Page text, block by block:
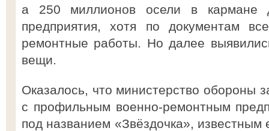
а 250 миллионов осели в кармане
предприятия, хотя по документам
ремонтные работы. Но далее
вещи.
Оказалось, что министерство обороны
с профильным военно-ремонтным
под названием «Звёздочка»,